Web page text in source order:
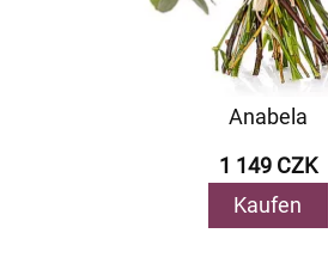
Anabela
1 149 CZK
Kaufen